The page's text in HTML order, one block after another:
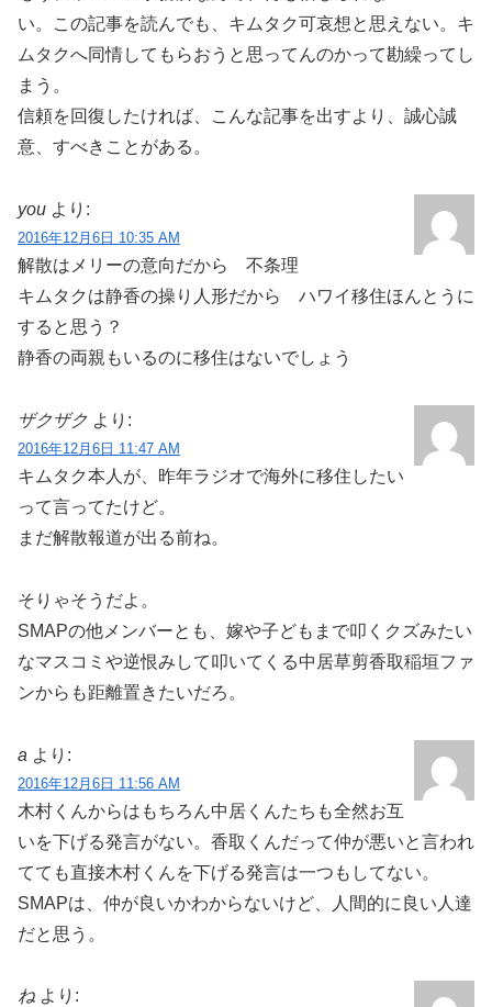
い。この記事を読んでも、キムタク可哀想と思えない。キ
ムタクへ同情してもらおうと思ってんのかって勘繰ってし
まう。
信頼を回復したければ、こんな記事を出すより、誠心誠
意、すべきことがある。
you より:
2016年12月6日 10:35 AM
解散はメリーの意向だから 不条理
キムタクは静香の操り人形だから ハワイ移住ほんとうに
すると思う？
静香の両親もいるのに移住はないでしょう
ザクザク より:
2016年12月6日 11:47 AM
キムタク本人が、昨年ラジオで海外に移住したい
って言ってたけど。
まだ解散報道が出る前ね。
そりゃそうだよ。
SMAPの他メンバーとも、嫁や子どもまで叩くクズみたい
なマスコミや逆恨みして叩いてくる中居草剪香取稲垣ファ
ンからも距離置きたいだろ。
a より:
2016年12月6日 11:56 AM
木村くんからはもちろん中居くんたちも全然お互
いを下げる発言がない。香取くんだって仲が悪いと言われ
てても直接木村くんを下げる発言は一つもしてない。
SMAPは、仲が良いかわからないけど、人間的に良い人達
だと思う。
ね より: